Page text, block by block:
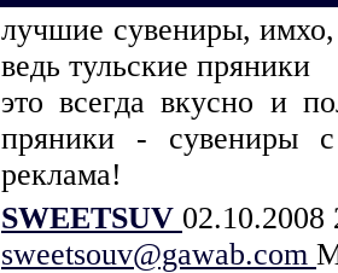
лучшие сувениры,
ведь тульские пряники
это всегда вкусно и
пряники - сувениры
реклама!
SWEETSUV 02.10.2008
sweetsouv@gawab.com